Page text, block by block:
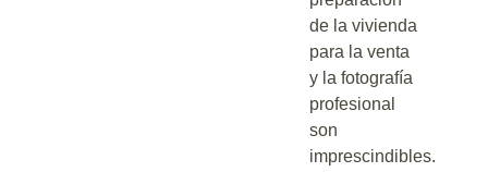
de la vivienda
para la venta
y la fotografía
profesional
son
imprescindibles.